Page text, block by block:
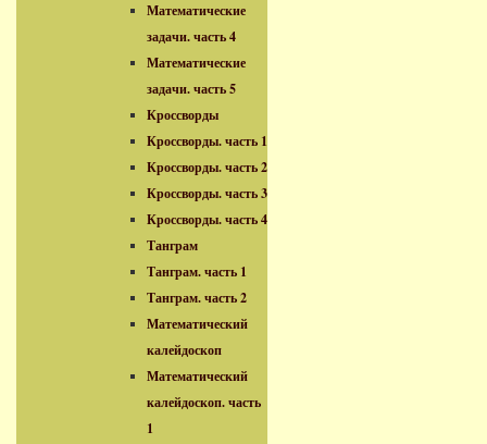
Математические
задачи. часть 4
Математические
задачи. часть 5
Кроссворды
Кроссворды. часть 1
Кроссворды. часть 2
Кроссворды. часть 3
Кроссворды. часть 4
Танграм
Танграм. часть 1
Танграм. часть 2
Математический
калейдоскоп
Математический
калейдоскоп. часть
1